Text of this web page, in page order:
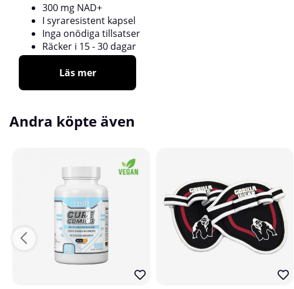
300 mg NAD+
I syraresistent kapsel
Inga onödiga tillsatser
Räcker i 15 - 30 dagar
Läs mer
Andra köpte även